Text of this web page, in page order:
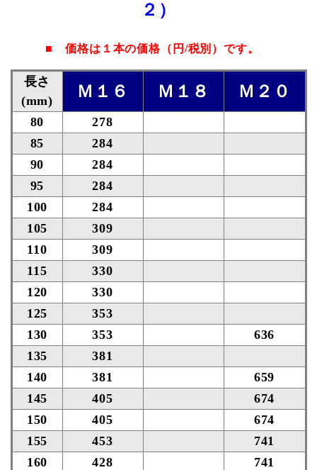
２）
■価格は１本の価格 （円/税別）です。
長さ
(mm)
Ｍ１６ Ｍ１８ Ｍ２０
80
278
85
284
90
284
95
284
100
284
105
309
110
309
115
330
120
330
125
353
130
353
636
135
381
140
381
659
145
405
674
150
405
674
155
453
741
160
428
741